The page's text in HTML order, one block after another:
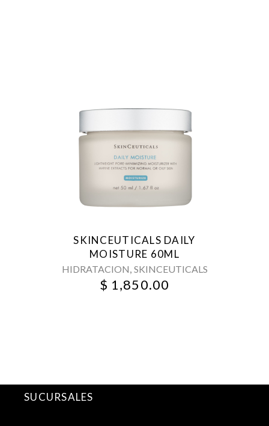
SKINCEUTICALS DAILY
MOISTURE 60ML
HIDRATACION, SKINCEUTICALS
$ 1,850.00
SUCURSALES